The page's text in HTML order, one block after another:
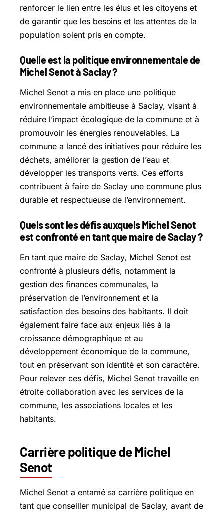
renforcer le lien entre les élus et les citoyens et
de garantir que les besoins et les attentes de la
population soient pris en compte.
Quelle est la politique environnementale de
Michel Senot à Saclay ?
Michel Senot a mis en place une politique
environnementale ambitieuse à Saclay, visant à
réduire l’impact écologique de la commune et à
promouvoir les énergies renouvelables. La
commune a lancé des initiatives pour réduire les
déchets, améliorer la gestion de l’eau et
développer les transports verts. Ces efforts
contribuent à faire de Saclay une commune plus
durable et respectueuse de l’environnement.
Quels sont les défis auxquels Michel Senot
est confronté en tant que maire de Saclay ?
En tant que maire de Saclay, Michel Senot est
confronté à plusieurs défis, notamment la
gestion des finances communales, la
préservation de l’environnement et la
satisfaction des besoins des habitants. Il doit
également faire face aux enjeux liés à la
croissance démographique et au
développement économique de la commune,
tout en préservant son identité et son caractère.
Pour relever ces défis, Michel Senot travaille en
étroite collaboration avec les services de la
commune, les associations locales et les
habitants.
Carrière politique de Michel
Senot
Michel Senot a entamé sa carrière politique en
tant que conseiller municipal de Saclay, avant de